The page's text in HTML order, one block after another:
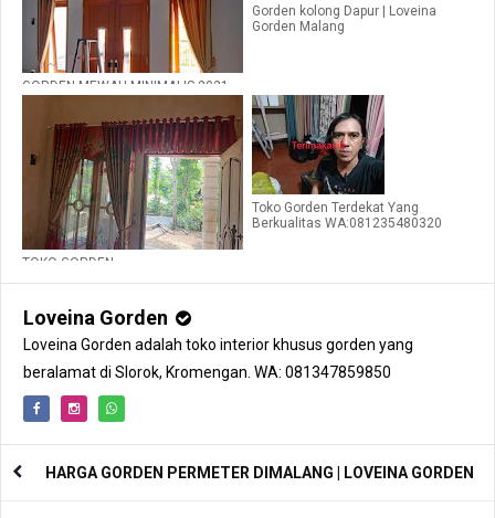
GORDEN MEWAH MINIMALIS 2021
Gorden kolong Dapur | Loveina
Gorden Malang
TOKO GORDEN
Toko Gorden Terdekat Yang
Berkualitas WA:081235480320
Loveina Gorden
Loveina Gorden adalah toko interior khusus gorden yang
beralamat di Slorok, Kromengan. WA: 081347859850
HARGA GORDEN PERMETER DIMALANG | LOVEINA GORDEN